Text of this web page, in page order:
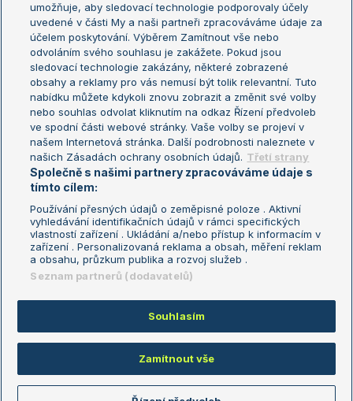
Sázkařský žebříček
Wimbledon
US Open
Turnaj mistrů
Turnaj mistryň
Aktualní trendy
Fotbalové přestupy
Livesport Daily
LS Prague Open
Podmínky užití
Nastavení soukromí
GDPR a žurnalistika
Reklama
Kontakt
Informace o zpracování osobních
údajů
Copyright © 2008-2026 TenisPortal.cz. Využíváme zpravodajství ČTK.
umožňuje, aby sledovací technologie podporovaly účely
uvedené v části My a naši partneři zpracováváme údaje za
účelem poskytování. Výběrem Zamítnout vše nebo
odvoláním svého souhlasu je zakážete. Pokud jsou
sledovací technologie zakázány, některé zobrazené
obsahy a reklamy pro vás nemusí být tolik relevantní. Tuto
nabídku můžete kdykoli znovu zobrazit a změnit své volby
nebo souhlas odvolat kliknutím na odkaz Řízení předvoleb
ve spodní části webové stránky. Vaše volby se projeví v
našem Internetová stránka. Další podrobnosti naleznete v
našich Zásadách ochrany osobních údajů. Třetí strany
Společně s našimi partnery zpracováváme údaje s
tímto cílem:
Používání přesných údajů o zeměpisné poloze . Aktivní
vyhledávání identifikačních údajů v rámci specifických
vlastností zařízení . Ukládání a/nebo přístup k informacím v
zařízení . Personalizovaná reklama a obsah, měření reklam
a obsahu, průzkum publika a rozvoj služeb .
Seznam partnerů (dodavatelů)
Souhlasím
Zamítnout vše